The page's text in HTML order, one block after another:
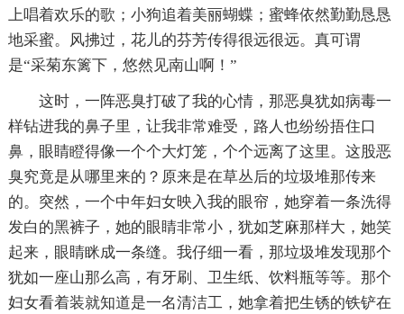
上唱着欢乐的歌；小狗追着美丽蝴蝶；蜜蜂依然勤勤恳恳
地采蜜。风拂过，花儿的芬芳传得很远很远。真可谓
是“采菊东篱下，悠然见南山啊！”
这时，一阵恶臭打破了我的心情，那恶臭犹如病毒一
样钻进我的鼻子里，让我非常难受，路人也纷纷捂住口
鼻，眼睛瞪得像一个个大灯笼，个个远离了这里。这股恶
臭究竟是从哪里来的？原来是在草丛后的垃圾堆那传来
的。突然，一个中年妇女映入我的眼帘，她穿着一条洗得
发白的黑裤子，她的眼睛非常小，犹如芝麻那样大，她笑
起来，眼睛眯成一条缝。我仔细一看，那垃圾堆发现那个
犹如一座山那么高，有牙刷、卫生纸、饮料瓶等等。那个
妇女看着装就知道是一名清洁工，她拿着把生锈的铁铲在